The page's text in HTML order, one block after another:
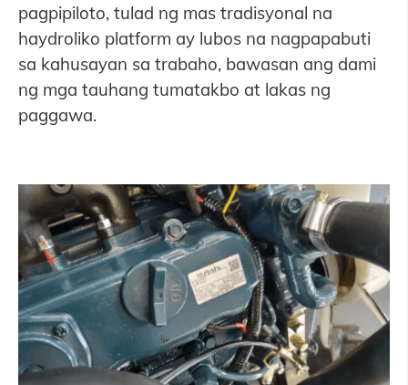
pagpipiloto, tulad ng mas tradisyonal na
haydroliko platform ay lubos na nagpapabuti
sa kahusayan sa trabaho, bawasan ang dami
ng mga tauhang tumatakbo at lakas ng
paggawa.